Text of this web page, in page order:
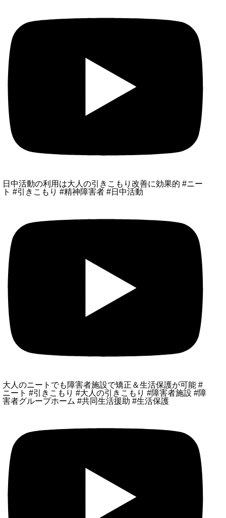
日中活動の利用は大人の引きこもり改善に効果的 #ニー
ト #引きこもり #精神障害者 #日中活動
大人のニートでも障害者施設で矯正＆生活保護が可能 #
ニート #引きこもり #大人の引きこもり #障害者施設 #障
害者グループホーム #共同生活援助 #生活保護